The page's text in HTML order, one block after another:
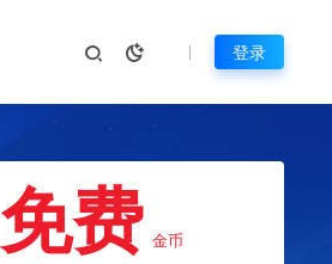
登录
免费 金币